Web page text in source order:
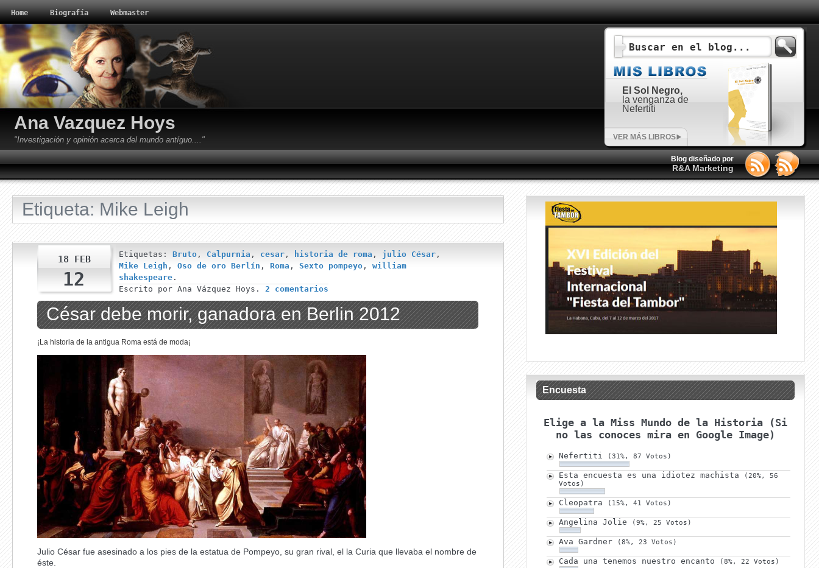
Home Biografía Webmaster
Ana Vazquez Hoys
"Investigación y opinión acerca del mundo antíguo...."
El Sol Negro,
la venganza de
Nefertiti
VER MÁS LIBROS
Blog diseñado por
R&A Marketing
Etiqueta: Mike Leigh
18 FEB
12
Etiquetas:Bruto , Calpurnia , cesar , historia de roma , julio César ,
Mike Leigh ,Oso de oro Berlín ,Roma ,Sexto pompeyo ,william
shakespeare .
Escrito por Ana Vázquez Hoys.2 comentarios
César debe morir, ganadora en Berlin 2012
¡La historia de la antigua Roma está de moda¡
Julio César fue asesinado a los pies de la estatua de Pompeyo, su gran rival, el la Curia que llevaba el nombre de
éste.
Encuesta
Elige a la Miss Mundo de la Historia (Si
no las conoces mira en Google Image)
Nefertiti (31%, 87 Votos)
Esta encuesta es una idiotez machista
(20%, 56
Votos)
Cleopatra (15%, 41 Votos)
Angelina Jolie (9%, 25 Votos)
Ava Gardner (8%, 23 Votos)
Cada una tenemos nuestro encanto (8%, 22 Votos)